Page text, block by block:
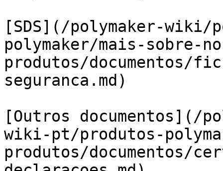
[SDS](/polymaker-
polymaker/mais-sobre-
produtos/documentos/
seguranca.md)
[Outros documentos](/
wiki-pt/produtos-
produtos/documentos/